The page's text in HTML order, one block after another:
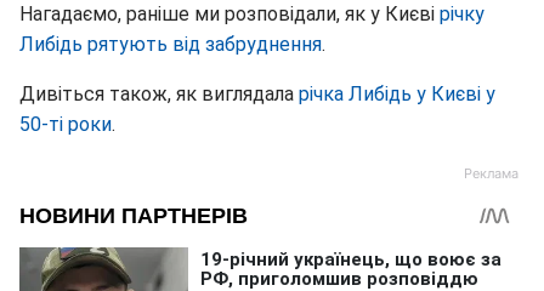
Нагадаємо, раніше ми розповідали, як у Києві річку
Либідь рятують від забруднення.
Дивіться також, як виглядала річка Либідь у Києві у
50-ті роки.